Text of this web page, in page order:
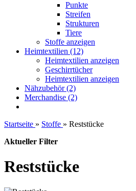
Punkte
Streifen
Strukturen
Tiere
Stoffe anzeigen
Heimtextilien (12)
Heimtextilien anzeigen
Geschirrtücher
Heimtextilien anzeigen
Nähzubehör (2)
Merchandise (2)
Startseite » Stoffe » Reststücke
Aktueller Filter
Reststücke